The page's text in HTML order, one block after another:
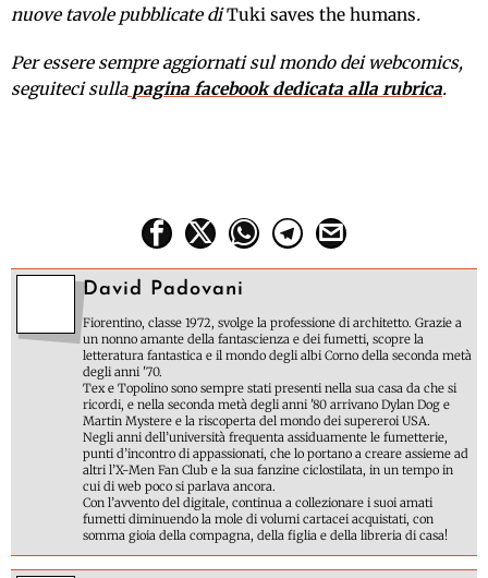
nuove tavole pubblicate diTuki saves the humans.
Per essere sempre aggiornati sul mondo dei webcomics,
seguiteci sulla pagina facebook dedicata alla rubrica.
David Padovani
Fiorentino, classe 1972, svolge la professione di architetto. Grazie a
un nonno amante della fantascienza e dei fumetti, scopre la
letteratura fantastica e il mondo degli albi Corno della seconda metà
degli anni '70.
Tex e Topolino sono sempre stati presenti nella sua casa da che si
ricordi, e nella seconda metà degli anni '80 arrivano Dylan Dog e
Martin Mystere e la riscoperta del mondo dei supereroi USA.
Negli anni dell’università frequenta assiduamente le fumetterie,
punti d’incontro di appassionati, che lo portano a creare assieme ad
altri l’X-Men Fan Club e la sua fanzine ciclostilata, in un tempo in
cui di web poco si parlava ancora.
Con l’avvento del digitale, continua a collezionare i suoi amati
fumetti diminuendo la mole di volumi cartacei acquistati, con
somma gioia della compagna, della figlia e della libreria di casa!